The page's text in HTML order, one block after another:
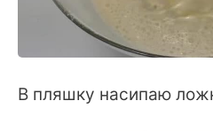
В пляшку насипаю